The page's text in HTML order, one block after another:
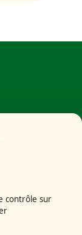
de l'aéroport
contrôle sur